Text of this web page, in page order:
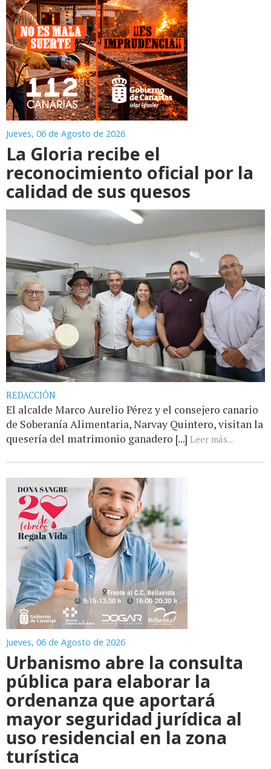
Jueves, 06 de Agosto de 2026
La Gloria recibe el
reconocimiento oficial por la
calidad de sus quesos
REDACCIÓN
El alcalde Marco Aurelio Pérez y el consejero canario
de Soberanía Alimentaria, Narvay Quintero, visitan la
quesería del matrimonio ganadero [...] Leer más...
Jueves, 06 de Agosto de 2026
Urbanismo abre la consulta
pública para elaborar la
ordenanza que aportará
mayor seguridad jurídica al
uso residencial en la zona
turística